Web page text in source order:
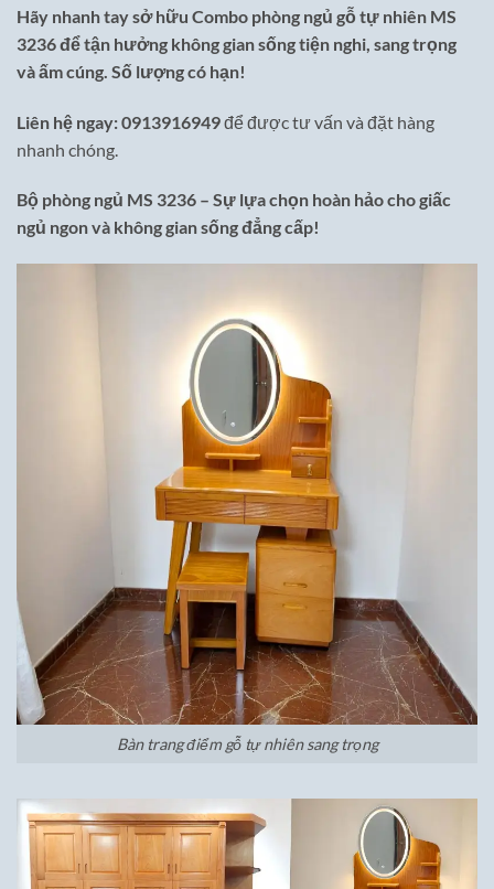
Hãy nhanh tay sở hữu Combo phòng ngủ gỗ tự nhiên MS
3236 để tận hưởng không gian sống tiện nghi, sang trọng
và ấm cúng. Số lượng có hạn!
Liên hệ ngay:0913916949để được tư vấn và đặt hàng
nhanh chóng.
Bộ phòng ngủ MS 3236 – Sự lựa chọn hoàn hảo cho giấc
ngủ ngon và không gian sống đẳng cấp!
Bàn trang điểm gỗ tự nhiên sang trọng